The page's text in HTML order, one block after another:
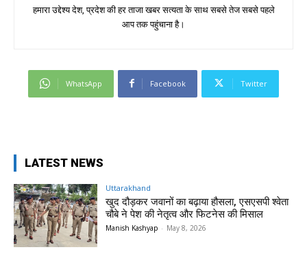
हमारा उद्देश्य देश, प्रदेश की हर ताजा खबर सत्यता के साथ सबसे तेज सबसे पहले
आप तक पहुंचाना है।
WhatsApp Facebook Twitter
LATEST NEWS
Uttarakhand
खुद दौड़कर जवानों का बढ़ाया हौसला, एसएसपी श्वेता
चौबे ने पेश की नेतृत्व और फिटनेस की मिसाल
Manish Kashyap - May 8, 2026